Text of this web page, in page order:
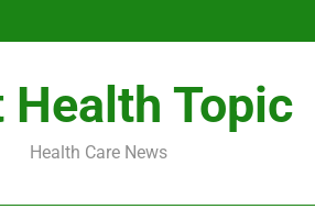
Сайт
Сайт
Health Topic
Health Care News